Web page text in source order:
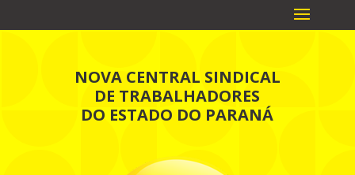
NOVA CENTRAL SINDICAL
DE TRABALHADORES
DO ESTADO DO PARANÁ